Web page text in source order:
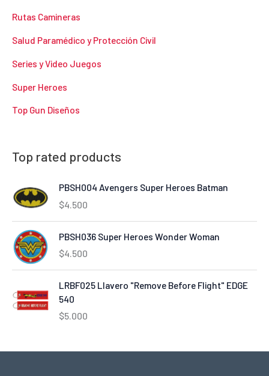
Rutas Camineras
Salud Paramédico y Protección Civil
Series y Video Juegos
Super Heroes
Top Gun Diseños
Top rated products
PBSH004 Avengers Super Heroes Batman
$4.500
PBSH036 Super Heroes Wonder Woman
$4.500
LRBF025 Llavero "Remove Before Flight" EDGE
540
$5.000